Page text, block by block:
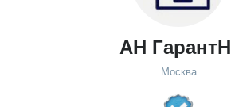
АН ГарантН
Москва